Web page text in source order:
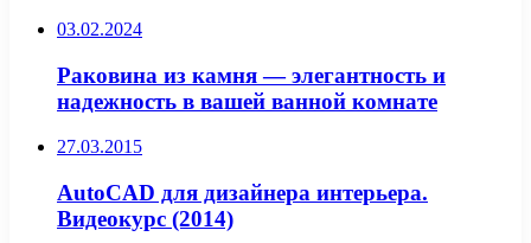
03.02.2024
Раковина из камня — элегантность и
надежность в вашей ванной комнате
27.03.2015
AutoCAD для дизайнера интерьера.
Видеокурс (2014)